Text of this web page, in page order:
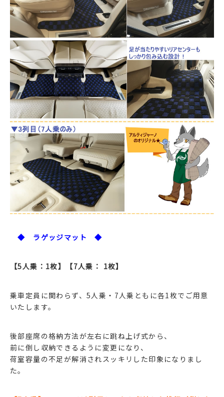
◆ ラゲッジマット ◆
【5人乗：1枚】【7人乗： 1枚】
乗車定員に関わらず、5人乗・7人乗ともに各1枚でご用意
いたします。
後部座席の格納方法が左右に跳ね上げ式から、
前に倒し収納できるように変更になり、
荷室容量の不足が解消されスッキリした印象になりまし
た。